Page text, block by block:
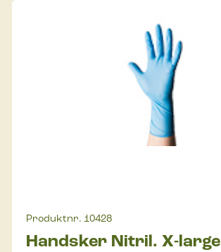
Produktnr. 10428
Handsker Nitril. X-large